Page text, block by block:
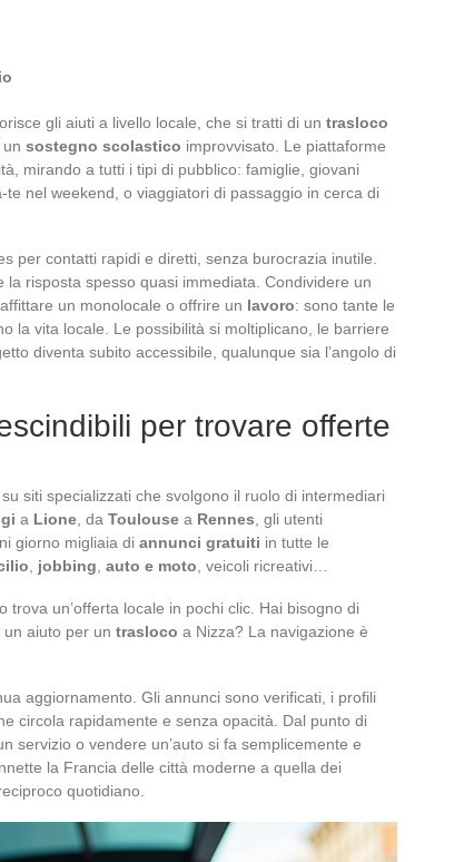
gli aiuti a livello locale, che si tratti di un trasloco
sostegno scolastico improvvisato. Le piattaforme
mirando a tutti i tipi di pubblico: famiglie, giovani
nel weekend, o viaggiatori di passaggio in cerca di
per contatti rapidi e diretti, senza burocrazia inutile.
la risposta spesso quasi immediata. Condividere un
un monolocale o offrire un lavoro: sono tante le
la vita locale. Le possibilità si moltiplicano, le barriere
diventa subito accessibile, qualunque sia l’angolo di
per trovare offerte
siti specializzati che svolgono il ruolo di intermediari
a Lione , da Toulouse a Rennes , gli utenti
giorno migliaia di annunci gratuiti in tutte le
jobbing auto e moto , veicoli ricreativi…
un’offerta locale in pochi clic. Hai bisogno di
aiuto per un trasloco a Nizza? La navigazione è
aggiornamento. Gli annunci sono verificati, i profili
circola rapidamente e senza opacità. Dal punto di
servizio o vendere un’auto si fa semplicemente e
la Francia delle città moderne a quella dei
quotidiano.